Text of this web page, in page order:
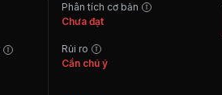
Phân tích cơ bản
Chưa đạt
Rủi ro
Cần chú ý